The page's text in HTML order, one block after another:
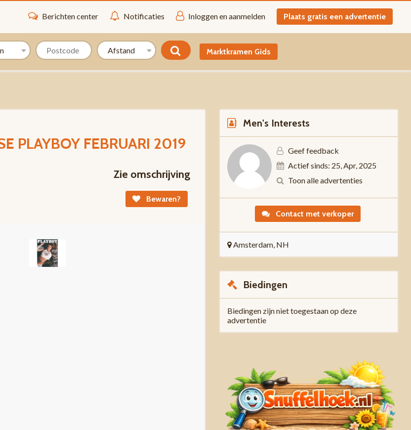
Berichten center Notificaties Inloggen en aanmelden Plaats gratis een advertentie
Marktkramen Gids
PLAYBOY FEBRUARI 2019
Zie omschrijving
Bewaren?
Men's Interests
Geef feedback
Actief sinds: 25, Apr, 2025
Toon alle advertenties
Contact met verkoper
Amsterdam, NH
Biedingen
Biedingen zijn niet toegestaan op deze
advertentie